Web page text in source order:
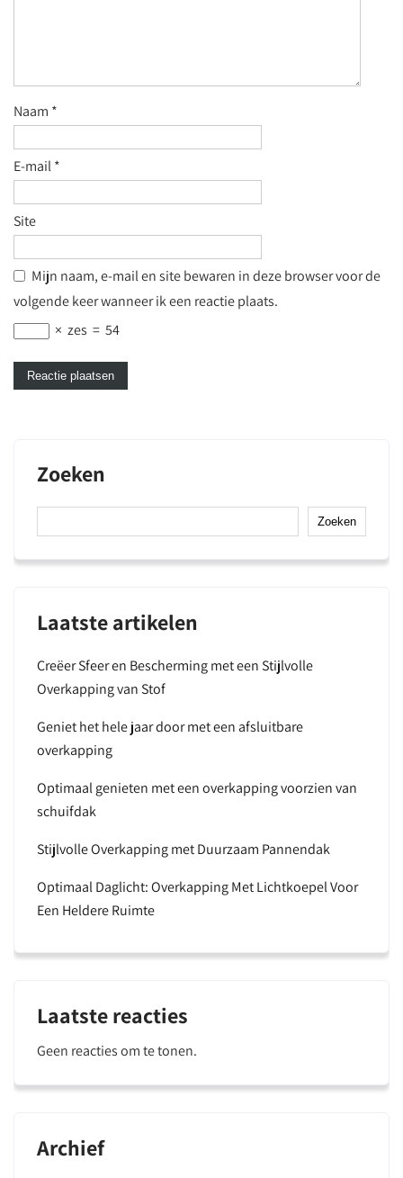
Naam *
E-mail*
Site
Mijn naam, e-mail en site bewaren in deze browser voor de
volgende keer wanneer ik een reactie plaats.
× zes = 54
Zoeken
Zoeken
Laatste artikelen
Creëer Sfeer en Bescherming met een Stijlvolle
Overkapping van Stof
Geniet het hele jaar door met een afsluitbare
overkapping
Optimaal genieten met een overkapping voorzien van
schuifdak
Stijlvolle Overkapping met Duurzaam Pannendak
Optimaal Daglicht: Overkapping Met Lichtkoepel Voor
Een Heldere Ruimte
Laatste reacties
Geen reacties om te tonen.
Archief